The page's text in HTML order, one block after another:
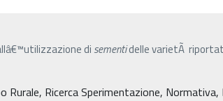
di sementidelle varietÃ
Rurale, Ricerca Sperimentazione,